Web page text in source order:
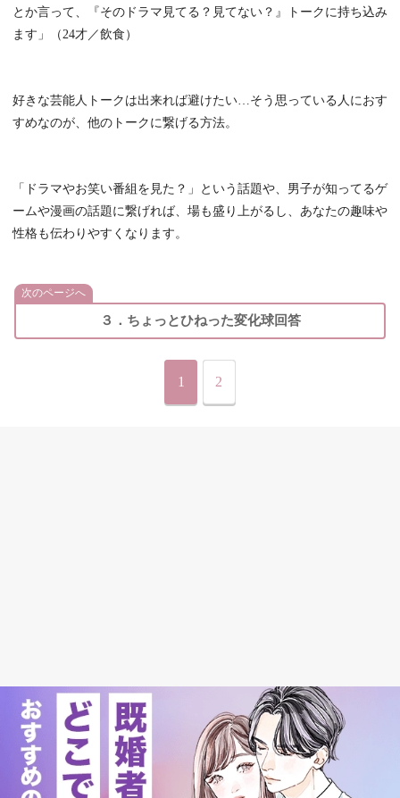
とか言って、『そのドラマ見てる？見てない？』トークに持ち込み
ます」（24才／飲食）
好きな芸能人トークは出来れば避けたい…そう思っている人におす
すめなのが、他のトークに繋げる方法。
「ドラマやお笑い番組を見た？」という話題や、男子が知ってるゲ
ームや漫画の話題に繋げれば、場も盛り上がるし、あなたの趣味や
性格も伝わりやすくなります。
次のページへ
３．ちょっとひねった変化球回答
1 2